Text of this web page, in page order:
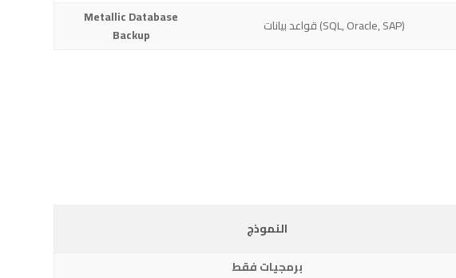
Metallic Database
Backup
قواعد بيانات (SQL, Oracle, SAP)
النموذج
برمجيات فقط